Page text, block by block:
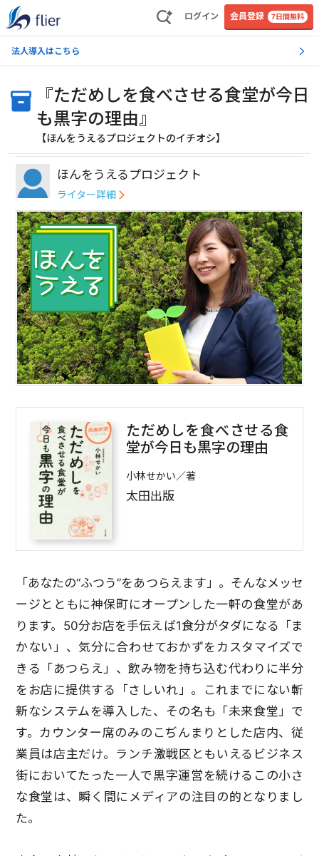
ログイン 会員登録 7日間無料
法人導入はこちら
『ただめしを食べさせる食堂が今日
も黒字の理由』
【ほんをうえるプロジェクトのイチオシ】
ほんをうえるプロジェクト
ライター詳細
ただめしを食べさせる食
堂が今日も黒字の理由
小林せかい／著
太田出版
「あなたの“ふつう”をあつらえます」。そんなメッセ
ージとともに神保町にオープンした一軒の食堂があ
ります。50分お店を手伝えば1食分がタダになる「ま
かない」、気分に合わせておかずをカスタマイズで
きる「あつらえ」、飲み物を持ち込む代わりに半分
をお店に提供する「さしいれ」。これまでにない斬
新なシステムを導入した、その名も「未来食堂」で
す。カウンター席のみのこぢんまりとした店内、従
業員は店主だけ。ランチ激戦区ともいえるビジネス
街においてたった一人で黒字運営を続けるこの小さ
な食堂は、瞬く間にメディアの注目の的となりまし
た。